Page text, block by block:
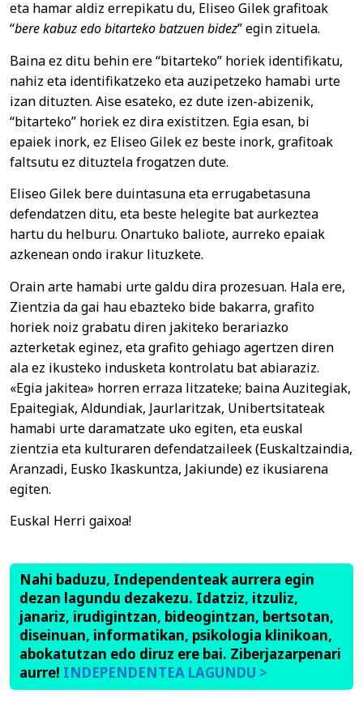
eta hamar aldiz errepikatu du, Eliseo Gilek grafitoak
“bere kabuz edo bitarteko batzuen bidez” egin zituela.
Baina ez ditu behin ere “bitarteko” horiek identifikatu,
nahiz eta identifikatzeko eta auzipetzeko hamabi urte
izan dituzten. Aise esateko, ez dute izen-abizenik,
“bitarteko” horiek ez dira existitzen. Egia esan, bi
epaiek inork, ez Eliseo Gilek ez beste inork, grafitoak
faltsutu ez dituztela frogatzen dute.
Eliseo Gilek bere duintasuna eta errugabetasuna
defendatzen ditu, eta beste helegite bat aurkeztea
hartu du helburu. Onartuko baliote, aurreko epaiak
azkenean ondo irakur lituzkete.
Orain arte hamabi urte galdu dira prozesuan. Hala ere,
Zientzia da gai hau ebazteko bide bakarra, grafito
horiek noiz grabatu diren jakiteko berariazko
azterketak eginez, eta grafito gehiago agertzen diren
ala ez ikusteko indusketa kontrolatu bat abiaraziz.
«Egia jakitea» horren erraza litzateke; baina Auzitegiak,
Epaitegiak, Aldundiak, Jaurlaritzak, Unibertsitateak
hamabi urte daramatzate uko egiten, eta euskal
zientzia eta kulturaren defendatzaileek (Euskaltzaindia,
Aranzadi, Eusko Ikaskuntza, Jakiunde) ez ikusiarena
egiten.
Euskal Herri gaixoa!
Nahi baduzu, Independenteak aurrera egin
dezan lagundu dezakezu. Idatziz, itzuliz,
janariz, irudigintzan, bideogintzan, bertsotan,
diseinuan, informatikan, psikologia klinikoan,
abokatutzan edo diruz ere bai. Ziberjazarpenari
aurre! INDEPENDENTEA LAGUNDU >